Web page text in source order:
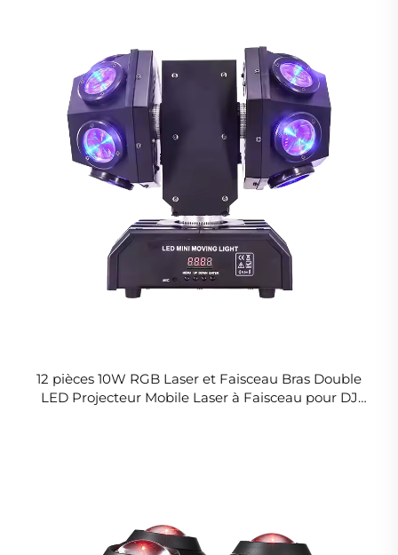
12 pièces 10W RGB Laser et Faisceau Bras Double
LED Projecteur Mobile Laser à Faisceau pour DJ